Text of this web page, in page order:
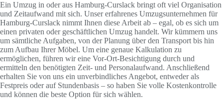
Ein Umzug in oder aus Hamburg-Curslack bringt oft viel Organisation
und Zeitaufwand mit sich. Unser erfahrenes Umzugsunternehmen für
Hamburg-Curslack nimmt Ihnen diese Arbeit ab – egal, ob es sich um
einen privaten oder geschäftlichen Umzug handelt. Wir kümmern uns
um sämtliche Aufgaben, von der Planung über den Transport bis hin
zum Aufbau Ihrer Möbel. Um eine genaue Kalkulation zu
ermöglichen, führen wir eine Vor-Ort-Besichtigung durch und
ermitteln den benötigten Zeit- und Personalaufwand. Anschließend
erhalten Sie von uns ein unverbindliches Angebot, entweder als
Festpreis oder auf Stundenbasis – so haben Sie volle Kostenkontrolle
und können die beste Option für sich wählen.